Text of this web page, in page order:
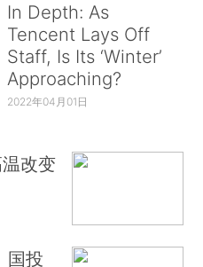
In Depth: As
Tencent Lays Off
Staff, Is Its ‘Winter’
Approaching?
2022年04月01日
改变
国投